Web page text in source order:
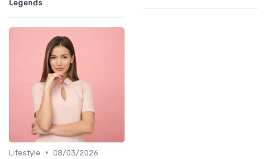
Legends
Lifestyle • 08/03/2026